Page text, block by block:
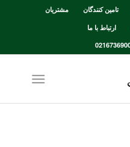
تامین کنندگان
مشتریان
ارتباط با ما